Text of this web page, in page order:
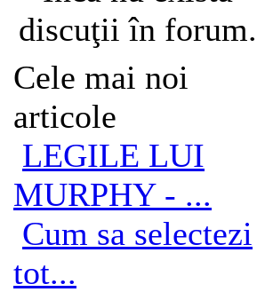
discuţii în forum.
Cele mai noi
articole
LEGILE LUI
MURPHY - ...
Cum sa selectezi
tot...